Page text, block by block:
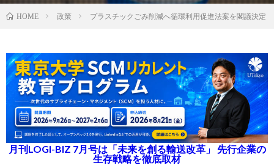
HOME 政策 プラスチックごみ削減へ循環利用促進法案を閣議決定
月刊LOGI-BIZ 7月号は「未来を創る輸送改革」 先行企業の
生存戦略を徹底取材